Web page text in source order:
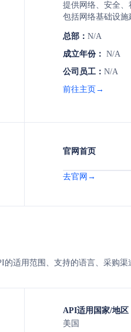
提供网络、安全
包括网络基础设
总部： N/A
成立年份： N/A
公司员工： N/A
前往主页→
官网首页
去官网→
的适用范围、支持的语言、采购渠
API适用国家/地区
美国